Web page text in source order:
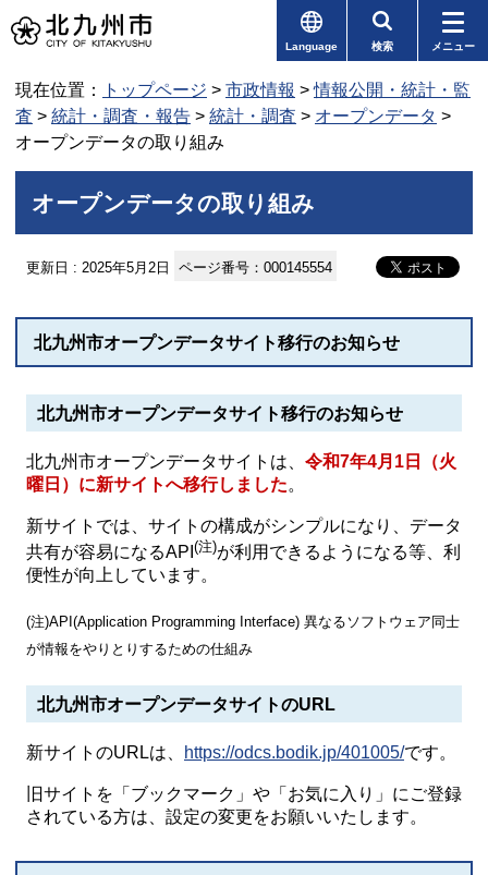
Language 検索 メニュー
現在位置： トップページ > 市政情報 >情報公開・統計・監
査 > 統計・調査・報告 > 統計・調査 > オープンデータ >
オープンデータの取り組み
オープンデータの取り組み
更新日 : 2025年5月2日 ページ番号：000145554
北九州市オープンデータサイト移行のお知らせ
北九州市オープンデータサイト移行のお知らせ
北九州市オープンデータサイトは、 令和7年4月1日（火
曜日）に新サイトへ移行しました。
新サイトでは、サイトの構成がシンプルになり、データ
共有が容易になるAPI (注)が利用できるようになる等、利
便性が向上しています。
(注)API(Application Programming Interface) 異なるソフトウェア同士
が情報をやりとりするための仕組み
北九州市オープンデータサイトのURL
新サイトのURLは、 https://odcs.bodik.jp/401005/です。
旧サイトを「ブックマーク」や「お気に入り」にご登録
されている方は、設定の変更をお願いいたします。